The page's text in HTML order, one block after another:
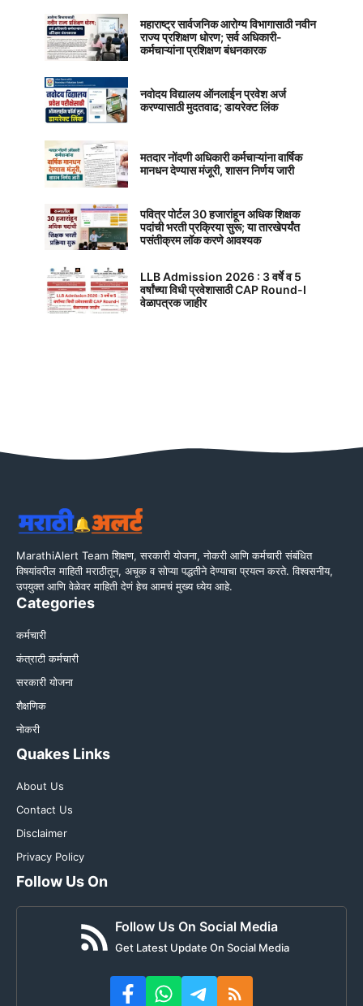
महाराष्ट्र सार्वजनिक आरोग्य विभागासाठी नवीन
राज्य प्रशिक्षण धोरण; सर्व अधिकारी-
कर्मचाऱ्यांना प्रशिक्षण बंधनकारक
नवोदय विद्यालय ऑनलाईन प्रवेश अर्ज
करण्यासाठी मुदतवाढ; डायरेक्ट लिंक
मतदार नोंदणी अधिकारी कर्मचाऱ्यांना वार्षिक
मानधन देण्यास मंजूरी, शासन निर्णय जारी
पवित्र पोर्टल 30 हजारांहून अधिक शिक्षक
पदांची भरती प्रक्रिया सुरू; या तारखेपर्यंत
पसंतीक्रम लॉक करणे आवश्यक
LLB Admission 2026 : 3 वर्षे व 5
वर्षांच्या विधी प्रवेशासाठी CAP Round-I
वेळापत्रक जाहीर
MarathiAlert Team शिक्षण, सरकारी योजना, नोकरी आणि कर्मचारी संबंधित
विषयांवरील माहिती मराठीतून, अचूक व सोप्या पद्धतीने देण्याचा प्रयत्न करते. विश्वसनीय,
उपयुक्त आणि वेळेवर माहिती देणं हेच आमचं मुख्य ध्येय आहे.
Categories
कर्मचारी
कंत्राटी कर्मचारी
सरकारी योजना
शैक्षणिक
नोकरी
Quakes Links
About Us
Contact Us
Disclaimer
Privacy Policy
Follow Us On
Follow Us On Social Media
Get Latest Update On Social Media